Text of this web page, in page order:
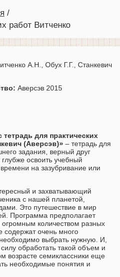
работ Витченко
А.Н., Обух Г.Г., Станкевич
Аверсэв 2015
для практических
(Аверсэв)» – тетрадь для
задания, верный друг
освоить учебный
на зазубривание или
и захватывающий
с нашей планетой,
Это путешествие в мир
Программа предполагает
огромным количеством разных
содержат очень много
выбрать нужную. И,
обработать такой объем и
возрасте семиклассники еще
необходимые понятия и